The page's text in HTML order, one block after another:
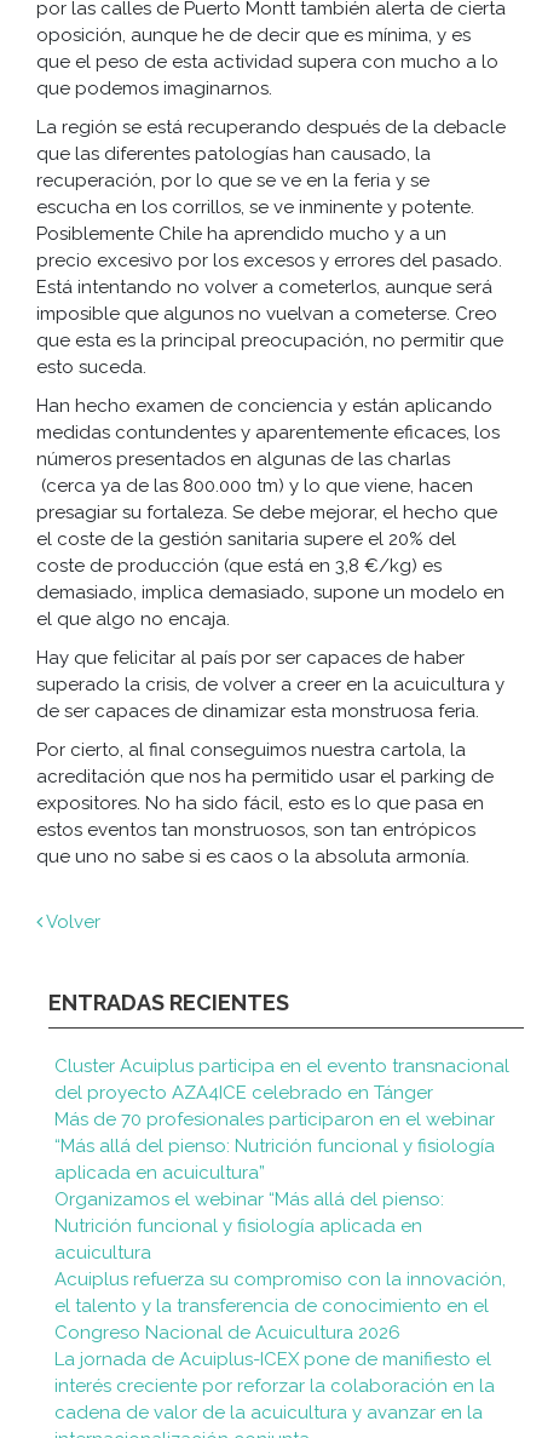
por las calles de Puerto Montt también alerta de cierta
oposición, aunque he de decir que es mínima, y es
que el peso de esta actividad supera con mucho a lo
que podemos imaginarnos.
La región se está recuperando después de la debacle
que las diferentes patologías han causado, la
recuperación, por lo que se ve en la feria y se
escucha en los corrillos, se ve inminente y potente.
Posiblemente Chile ha aprendido mucho y a un
precio excesivo por los excesos y errores del pasado.
Está intentando no volver a cometerlos, aunque será
imposible que algunos no vuelvan a cometerse. Creo
que esta es la principal preocupación, no permitir que
esto suceda.
Han hecho examen de conciencia y están aplicando
medidas contundentes y aparentemente eficaces, los
números presentados en algunas de las charlas
(cerca ya de las 800.000 tm) y lo que viene, hacen
presagiar su fortaleza. Se debe mejorar, el hecho que
el coste de la gestión sanitaria supere el 20% del
coste de producción (que está en 3,8 €/kg) es
demasiado, implica demasiado, supone un modelo en
el que algo no encaja.
Hay que felicitar al país por ser capaces de haber
superado la crisis, de volver a creer en la acuicultura y
de ser capaces de dinamizar esta monstruosa feria.
Por cierto, al final conseguimos nuestra cartola, la
acreditación que nos ha permitido usar el parking de
expositores. No ha sido fácil, esto es lo que pasa en
estos eventos tan monstruosos, son tan entrópicos
que uno no sabe si es caos o la absoluta armonía.
Volver
ENTRADAS RECIENTES
Cluster Acuiplus participa en el evento transnacional
del proyecto AZA4ICE celebrado en Tánger
Más de 70 profesionales participaron en el webinar
“Más allá del pienso: Nutrición funcional y fisiología
aplicada en acuicultura”
Organizamos el webinar “Más allá del pienso:
Nutrición funcional y fisiología aplicada en
acuicultura
Acuiplus refuerza su compromiso con la innovación,
el talento y la transferencia de conocimiento en el
Congreso Nacional de Acuicultura 2026
La jornada de Acuiplus-ICEX pone de manifiesto el
interés creciente por reforzar la colaboración en la
cadena de valor de la acuicultura y avanzar en la